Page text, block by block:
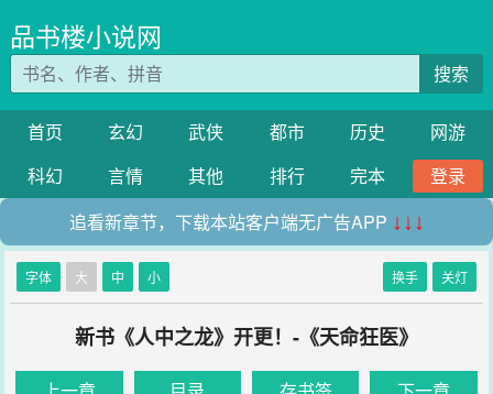
品书楼小说网
搜索
首页 玄幻 武侠 都市 历史
网游
科幻
言情 其他 排行 完本
登录
追看新章节，下载本站客户端无广告APP ↓↓↓
字体 大 中 小 换手 关灯
新书《人中之龙》开更！-《天命狂医》